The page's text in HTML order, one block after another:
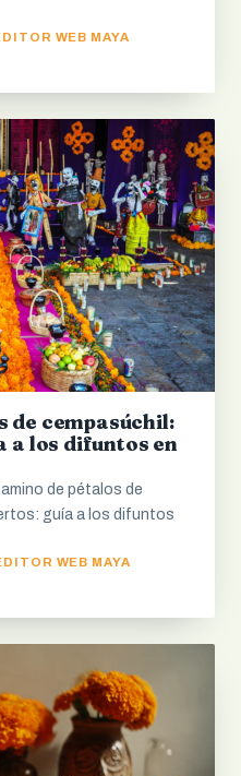
WEB MAYA
de cempasúchil:
a los difuntos en
de pétalos de
guía a los difuntos
WEB MAYA